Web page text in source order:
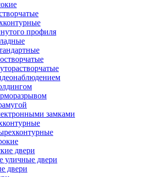
профиля
замками
двери
уличные двери
двери